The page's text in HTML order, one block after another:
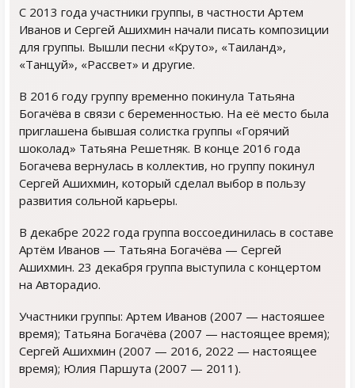
С 2013 года участники группы, в частности Артем
Иванов и Сергей Ашихмин начали писать композиции
для группы. Вышли песни «Круто», «Таиланд»,
«Танцуй», «Рассвет» и другие.
В 2016 году группу временно покинула Татьяна
Богачёва в связи с беременностью. На её место была
приглашена бывшая солистка группы «Горячий
шоколад» Татьяна Решетняк. В конце 2016 года
Богачева вернулась в коллектив, но группу покинул
Сергей Ашихмин, который сделал выбор в пользу
развития сольной карьеры.
В декабре 2022 года группа воссоединилась в составе
Артём Иванов — Татьяна Богачёва — Сергей
Ашихмин. 23 декабря группа выступила с концертом
на Авторадио.
Участники группы: Артем Иванов (2007 — настояшее
время); Татьяна Богачёва (2007 — настоящее время);
Сергей Ашихмин (2007 — 2016, 2022 — настоящее
время); Юлия Паршута (2007 — 2011).